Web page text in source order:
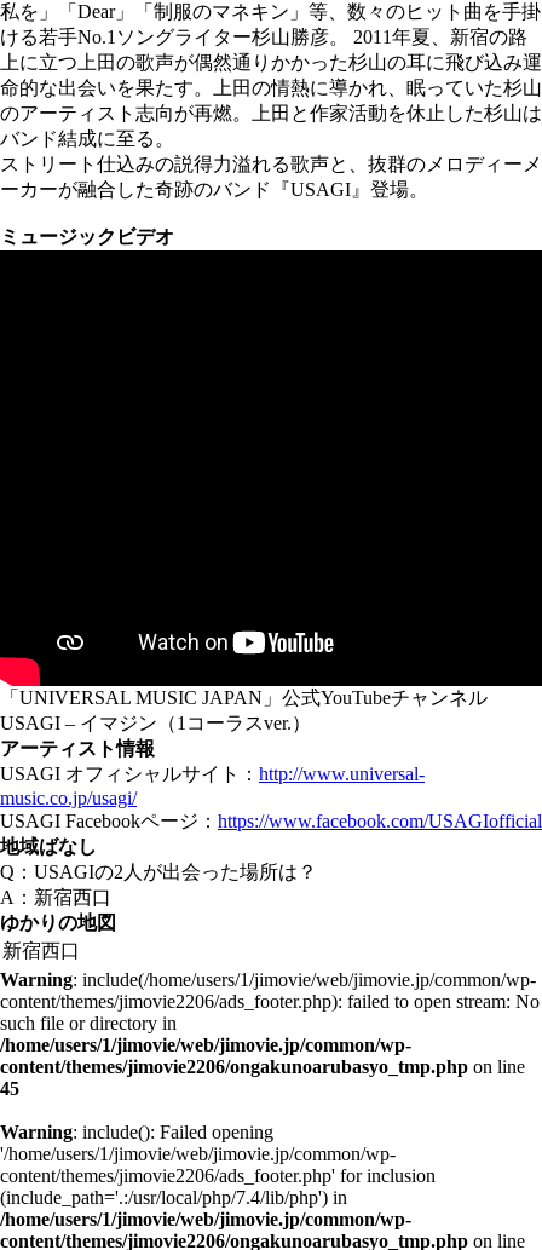
私を」「Dear」「制服のマネキン」等、数­々のヒット曲を手掛
ける若手No.1ソングライター杉山勝彦。 2011年夏、新宿の路
上に立つ上田の歌声が偶然通りかかった杉山の耳に飛び込み運
命­的な出会いを果たす。上田の情熱に導かれ、眠っていた杉山
のアーティスト志向が再燃。上田と作家活動を休止­した杉山は
バンド結成に至る。
ストリート仕込みの説得力溢れる歌声と、抜群のメロディーメ
ーカーが融合した奇跡のバ­ンド『USAGI』登場。
ミュージックビデオ
「UNIVERSAL MUSIC JAPAN」公式YouTubeチャンネル
USAGI – イマジン（1コーラスver.）
アーティスト情報
USAGI オフィシャルサイト： http://www.universal-
music.co.jp/usagi/
USAGI Facebookページ： https://www.facebook.com/USAGIofficial
地域ばなし
Q：USAGIの2人が出会った場所は？
A：新宿西口
ゆかりの地図
新宿西口
Warning: include(/home/users/1/jimovie/web/jimovie.jp/common/wp-
content/themes/jimovie2206/ads_footer.php): failed to open stream: No
such file or directory in
/home/users/1/jimovie/web/jimovie.jp/common/wp-
content/themes/jimovie2206/ongakunoarubasyo_tmp.php on line
45
Warning: include(): Failed opening
'/home/users/1/jimovie/web/jimovie.jp/common/wp-
content/themes/jimovie2206/ads_footer.php' for inclusion
(include_path='.:/usr/local/php/7.4/lib/php') in
/home/users/1/jimovie/web/jimovie.jp/common/wp-
content/themes/jimovie2206/ongakunoarubasyo_tmp.php on line